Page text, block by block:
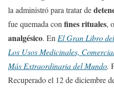
la administró para tratar de
fue quemada con fines rituales,
analgésico. En El Gran Libro
Los Usos Medicinales,
Más Extraordinaria del Mundo.
Recuperado el 12 de diciembre